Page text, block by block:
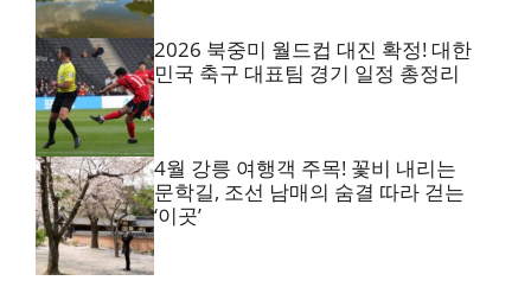
2026 북중미 월드컵 대진 확정! 대한
민국 축구 대표팀 경기 일정 총정리
4월 강릉 여행객 주목! 꽃비 내리는
문학길, 조선 남매의 숨결 따라 걷는
‘이곳’